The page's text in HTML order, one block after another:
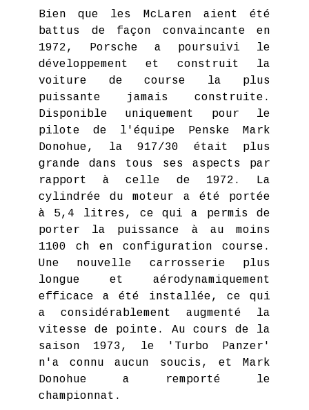
Bien que les McLaren aient été
battus de façon convaincante en
1972, Porsche a poursuivi le
développement et construit la
voiture de course la plus
puissante jamais construite.
Disponible uniquement pour le
pilote de l'équipe Penske Mark
Donohue, la 917/30 était plus
grande dans tous ses aspects par
rapport à celle de 1972. La
cylindrée du moteur a été portée
à 5,4 litres, ce qui a permis de
porter la puissance à au moins
1100 ch en configuration course.
Une nouvelle carrosserie plus
longue et aérodynamiquement
efficace a été installée, ce qui
a considérablement augmenté la
vitesse de pointe. Au cours de la
saison 1973, le 'Turbo Panzer'
n'a connu aucun soucis, et Mark
Donohue a remporté le
championnat.